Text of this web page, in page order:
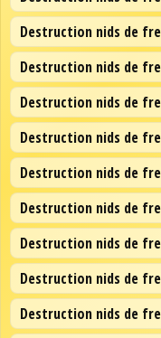
Destruction nids de
Destruction nids de
Destruction nids de
Destruction nids de
Destruction nids de
Destruction nids de
Destruction nids de
Destruction nids de
Destruction nids de